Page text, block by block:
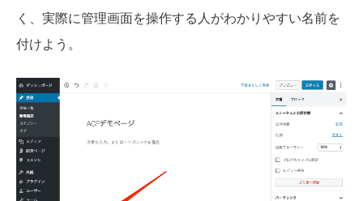
く、実際に管理画面を操作する人がわかりやすい名前を
付けよう。